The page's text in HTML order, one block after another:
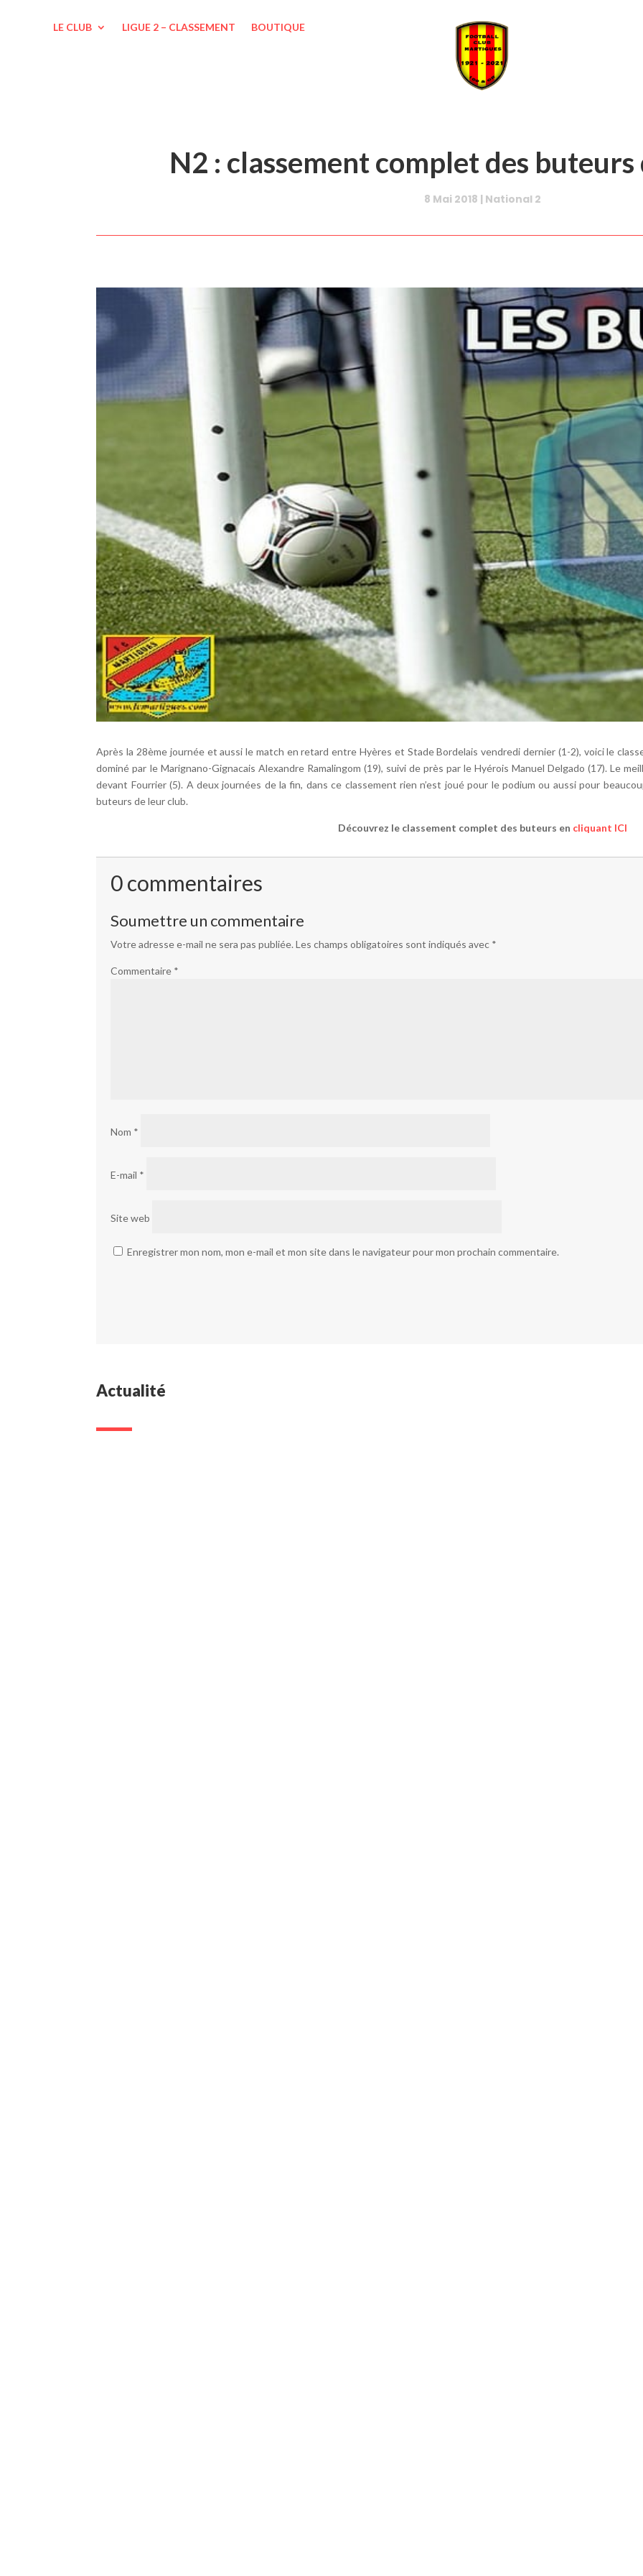
LE CLUB LIGUE 2 – CLASSEMENT BOUTIQUE
N2 : classement complet des
8 Mai 2018 | National 2
Après la 28ème journée et aussi le match en retard entre Hyères et Stade Bordelais vendredi dernier (1-2), voici le
dominé par le Marignano-Gignacais Alexandre Ramalingom (19), suivi de près par le Hyérois Manuel Delgado (17). Le
devant Fourrier (5). A deux journées de la fin, dans ce classement rien n’est joué pour le podium ou aussi pour
buteurs de leur club.
Découvrez le classement complet des buteurs en cliquant ICI
0 commentaires
Soumettre un commentaire
Votre adresse e-mail ne sera pas publiée. Les champs obligatoires sont indiqués avec *
Commentaire *
Nom *
E-mail *
Site web
Enregistrer mon nom, mon e-mail et mon site dans le navigateur pour mon prochain commentaire.
Actualité